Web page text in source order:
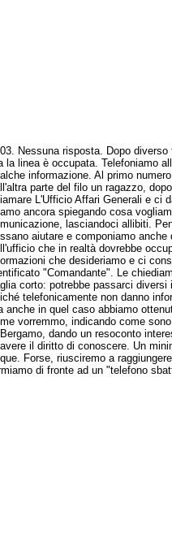
Nessuna risposta. Dopo
la linea è occupata. Telefoniamo
informazione. Al primo
parte del filo un ragazzo,
L'Ufficio Affari Generali e ci
ancora spiegando cosa
lasciandoci allibiti.
aiutare e componiamo
che in realtà dovrebbe
che desideriamo e ci
"Comandante". Le
corto: potrebbe passarci
telefonicamente non danno
anche in quel caso abbiamo
vorremmo, indicando come
dando un resoconto
il diritto di conoscere. Un
Forse, riusciremo a
di fronte ad un "telefono